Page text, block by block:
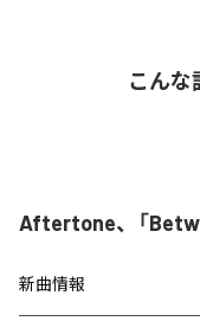
こんな
Aftertone、「
新曲情報